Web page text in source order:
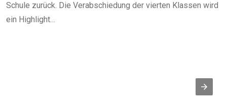
Schule zurück. Die Verabschiedung der vierten Klassen wird
ein Highlight…